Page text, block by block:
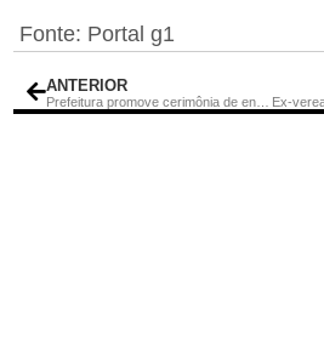
Fonte: Portal g1
ANTERIOR
Prefeitura promove cerimônia de encerramento dos Jogos Estudantis de Rio Bonito; veja a classificação por esporte